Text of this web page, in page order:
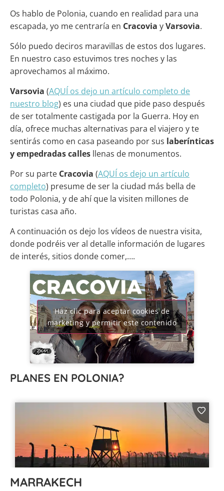
Os hablo de Polonia, cuando en realidad para una
escapada, yo me centraría en Cracovia yVarsovia.
Sólo puedo deciros maravillas de estos dos lugares.
En nuestro caso estuvimos tres noches y las
aprovechamos al máximo.
Varsovia (AQUÍ os dejo un artículo completo de
nuestro blog) es una ciudad que pide paso después
de ser totalmente castigada por la Guerra. Hoy en
día, ofrece muchas alternativas para el viajero y te
sentirás como en casa paseando por sus laberínticas
y empedradas calles llenas de monumentos.
Por su parte Cracovia (AQUÍ os dejo un artículo
completo) presume de ser la ciudad más bella de
todo Polonia, y de ahí que la visiten millones de
turistas casa año.
A continuación os dejo los vídeos de nuestra visita,
donde podréis ver al detalle información de lugares
de interés, sitios donde comer,….
Haz clic para aceptar cookies de
marketing y permitir este contenido
PLANES EN POLONIA?
MARRAKECH